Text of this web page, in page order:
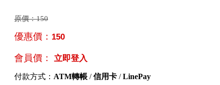
原價：150
優惠價： 150
會員價： 立即登入
付款方式： ATM轉帳/信用卡/LinePay